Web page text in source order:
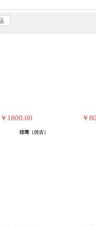
￥1800.00
猎鹰（仿古）
￥